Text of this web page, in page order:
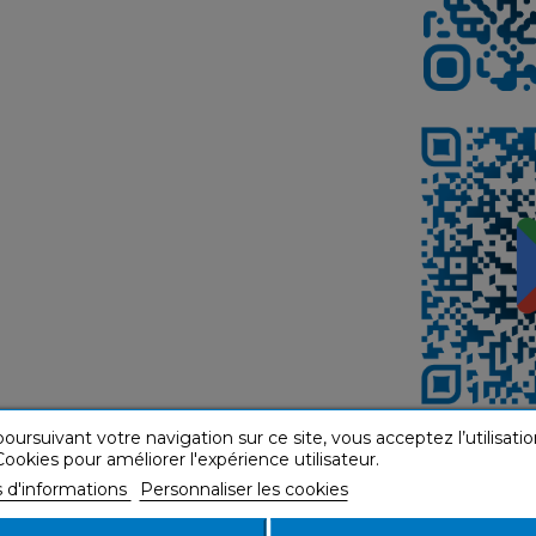
votre navigation sur ce site, vous acceptez
pour améliorer l'expérience utilisateur.
d'informations
Personnaliser les cookies